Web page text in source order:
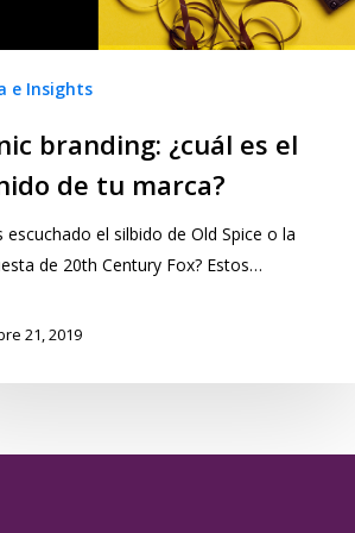
e Insights
branding: ¿cuál es el
de tu marca?
escuchado el silbido de Old Spice o la
de 20th Century Fox? Estos…
21, 2019